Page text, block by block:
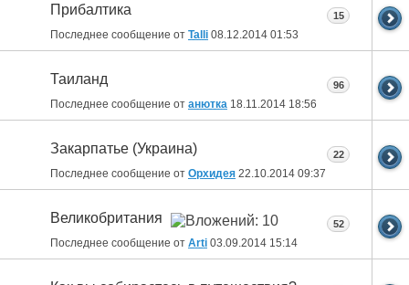
Прибалтика
Последнее сообщение от Talli 08.12.2014 01:53
15
Таиланд
Последнее сообщение от анютка 18.11.2014 18:56
96
Закарпатье (Украина)
Последнее сообщение от Орхидея 22.10.2014 09:37
22
Великобритания
Последнее сообщение от Arti 03.09.2014 15:14
52